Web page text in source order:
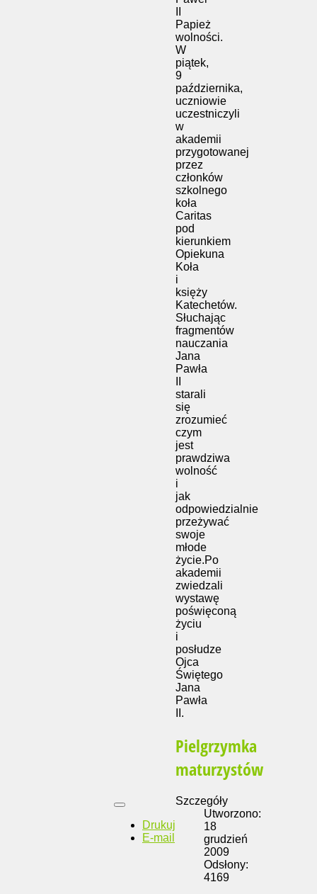
Papież
wolności.
W
piątek,
9
października,
uczniowie
uczestniczyli
w
akademii
przygotowanej
przez
członków
szkolnego
koła
Caritas
pod
kierunkiem
Opiekuna
Koła
i
księży
Katechetów.
Słuchając
fragmentów
nauczania
Jana
Pawła
starali
się
zrozumieć
czym
jest
prawdziwa
wolność
i
jak
odpowiedzialnie
przeżywać
swoje
młode
życie.Po
akademii
zwiedzali
wystawę
poświęconą
życiu
i
posłudze
Ojca
Świętego
Jana
Pawła
II.
Pielgrzymka
maturzystów
Drukuj
E-mail
Szczegóły
Utworzono:
18
grudzień
2009
Odsłony:
4169